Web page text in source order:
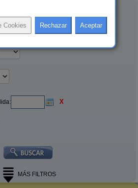
X
MÁS FILTROS